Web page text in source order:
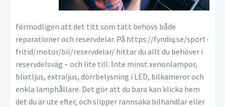
förmodligen att det titt som tätt behövs både
reparationer och reservdelar. På https://fyndiq.se/sport-
fritid/motor/bil/reservdelar/ hittar du allt du behöver i
reservdelsväg – och lite till. Inte minst xenonlampor,
blixtljus, extraljus, dörrbelysning i LED, bilkameror och
enkla lamphållare. Det gör att du bara kan klicka hem
det du är ute efter, och slipper rannsaka bilhandlar eller